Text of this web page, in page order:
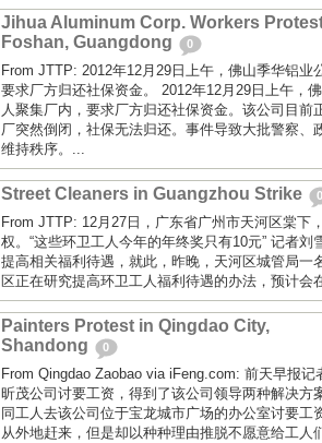
Jihua Aluminum Corp. Workers
Foshan, Guangdong
0
From JTTP: 2012年12月29日上午，佛山季华铝业
要求厂方归还社保资金。 2012年12月29日上午，
人聚集厂内，要求厂方归还社保资金。该公司目前
厂突然倒闭，社保无法归还。事件导致大批警察、
维持秩序。...
Street Cleaners in Guangzhou Strike 0
From JTTP: 12月27日，广东省广州市天河区棠下
权。“这些环卫工人今年的年终奖只有10元” 记者
提高相关福利待遇，就此，昨晚，天河区城管局一
区正在研究提高环卫工人福利待遇的办法，预计会
Painters Protest in Qingdao City,
Shandong
0
From Qingdao Zaobao via iFeng.com: 前天早报
昕茂公司讨要工资，得到了该公司领导两种解决方
同工人去该公司位于宝龙城市广场的办公室讨要工
从外地赶来，但是却以种种理由推脱不愿意给工人